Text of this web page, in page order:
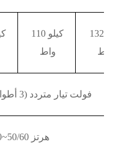
110 كيلو
واط
132 كيلو
واط
380~460 فولت تيار متردد (3 أطوار)
0~50/60 هرتز